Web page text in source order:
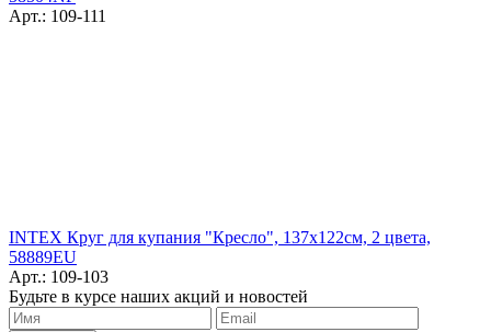
Арт.: 109-111
INTEX Круг для купания "Кресло", 137х122см, 2 цвета,
58889EU
Арт.: 109-103
Будьте в курсе наших акций и новостей